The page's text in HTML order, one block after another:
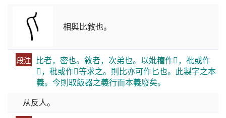
相與比敘也。
段注 比者，密也。敘者，次弟也。以妣籒作𡚧，䃾或作
𥘇，秕或作𥝓等求之。則比亦可作匕也。此製字之本
義。今則取飯器之義行而本義廢矣。
从反人。